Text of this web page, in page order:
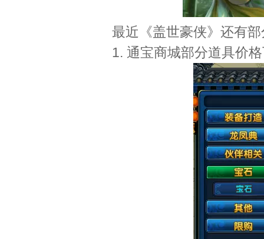
最近《盖世豪侠》还有
1. 通宝商城部分道具价